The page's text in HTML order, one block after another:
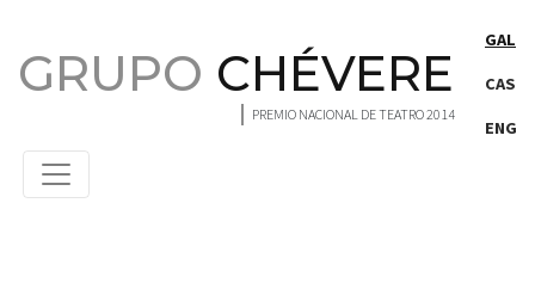
GRUPO CHÉVERE
PREMIO NACIONAL DE TEATRO 2014
GAL
CAS
ENG